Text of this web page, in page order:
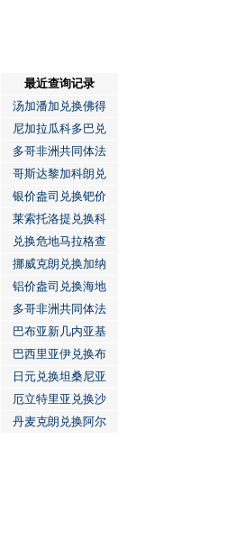
最近查询记录
汤加潘加兑换佛得
尼加拉瓜科多巴兑
多哥非洲共同体法
哥斯达黎加科朗兑
银价盎司兑换钯价
莱索托洛提兑换科
兑换危地马拉格查
挪威克朗兑换加纳
铝价盎司兑换海地
多哥非洲共同体法
巴布亚新几内亚基
巴西里亚伊兑换布
日元兑换坦桑尼亚
厄立特里亚兑换沙
丹麦克朗兑换阿尔